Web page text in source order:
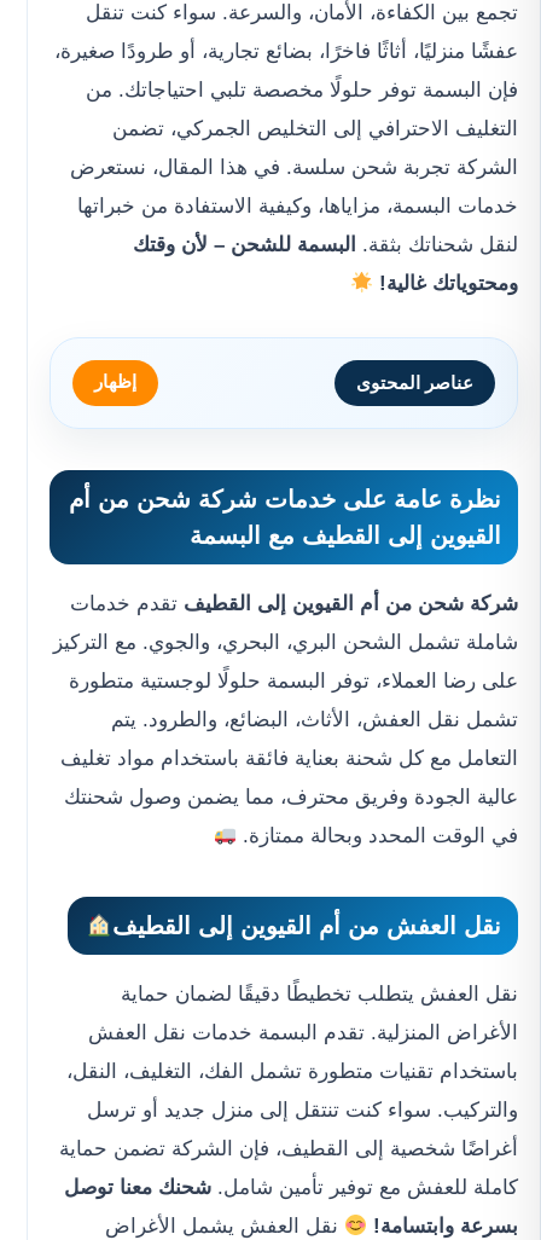
تجمع بين الكفاءة، الأمان، والسرعة. سواء كنت تنقل
عفشًا منزليًا، أثاثًا فاخرًا، بضائع تجارية، أو طرودًا صغيرة،
فإن البسمة توفر حلولًا مخصصة تلبي احتياجاتك. من
التغليف الاحترافي إلى التخليص الجمركي، تضمن
الشركة تجربة شحن سلسة. في هذا المقال، نستعرض
خدمات البسمة، مزاياها، وكيفية الاستفادة من خبراتها
لنقل شحناتك بثقة. البسمة للشحن – لأن وقتك
ومحتوياتك غالية!
عناصر المحتوى إظهار
نظرة عامة على خدمات شركة شحن من أم
القيوين إلى القطيف مع البسمة
شركة شحن من أم القيوين إلى القطيف تقدم خدمات
شاملة تشمل الشحن البري، البحري، والجوي. مع التركيز
على رضا العملاء، توفر البسمة حلولًا لوجستية متطورة
تشمل نقل العفش، الأثاث، البضائع، والطرود. يتم
التعامل مع كل شحنة بعناية فائقة باستخدام مواد تغليف
عالية الجودة وفريق محترف، مما يضمن وصول شحنتك
في الوقت المحدد وبحالة ممتازة.
نقل العفش من أم القيوين إلى القطيف
نقل العفش يتطلب تخطيطًا دقيقًا لضمان حماية
الأغراض المنزلية. تقدم البسمة خدمات نقل العفش
باستخدام تقنيات متطورة تشمل الفك، التغليف، النقل،
والتركيب. سواء كنت تنتقل إلى منزل جديد أو ترسل
أغراضًا شخصية إلى القطيف، فإن الشركة تضمن حماية
كاملة للعفش مع توفير تأمين شامل. شحنك معنا توصل
بسرعة وابتسامة!
نقل العفش يشمل الأغراض